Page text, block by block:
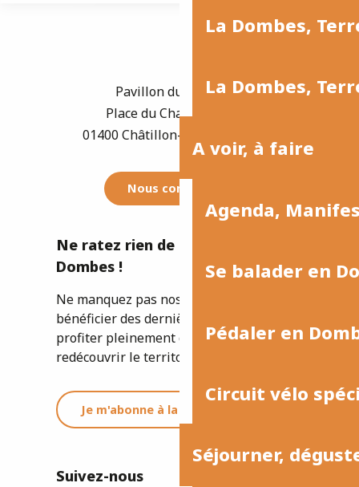
La Dombes,
La Dombes,
A voir, à faire
Agenda,
Se balader en
Pédaler en
Circuit vélo
Séjourner,
Pavillon du Tourisme
Place du Champ de Foire
01400 Châtillon-sur-Chalaronne
Nous contacter
Ne ratez rien de l'actualité de la
Dombes !
Ne manquez pas nos newsletters pour
bénéficier des dernières informations et
profiter pleinement de votre séjour ou
redécouvrir le territoire.
Je m'abonne à la newsletter
Suivez-nous